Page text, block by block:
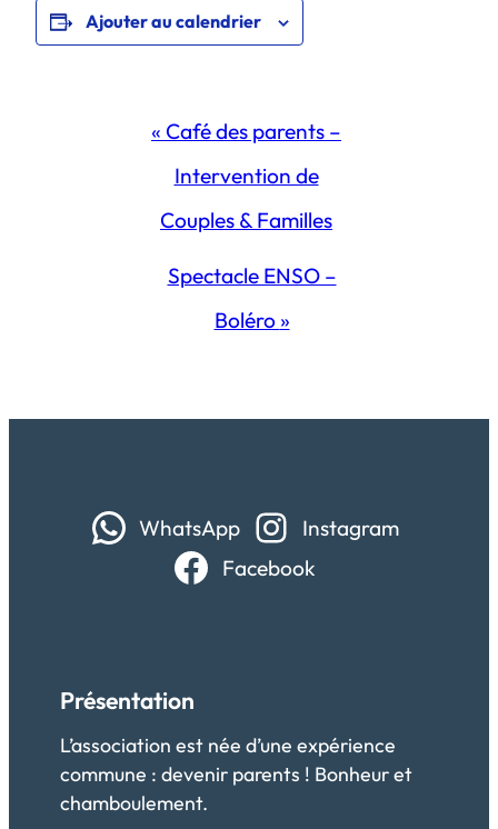
Ajouter au calendrier
« Café des parents –
Intervention de
Couples & Familles
Spectacle ENSO –
Boléro »
WhatsApp
Instagram
Facebook
Présentation
L’association est née d’une expérience
commune : devenir parents ! Bonheur et
chamboulement.